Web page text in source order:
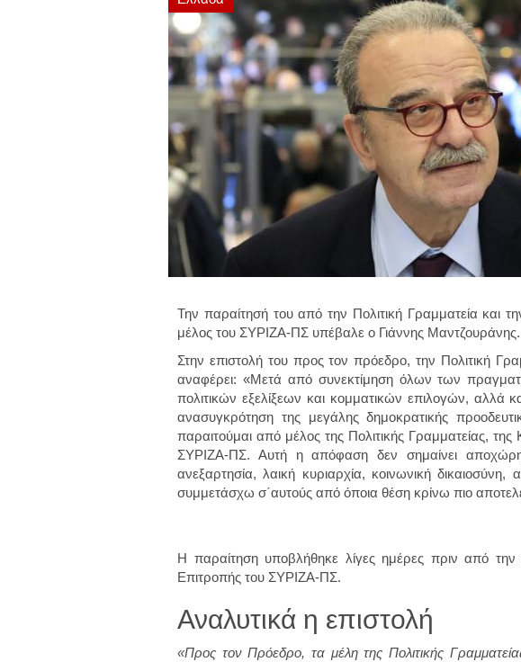
Την παραίτησή του από την Πολιτική Γραμματεία και
μέλος του ΣΥΡΙΖΑ-ΠΣ υπέβαλε ο Γιάννης Μαντζουράνης.
Στην επιστολή του προς τον πρόεδρο, την Πολιτική
αναφέρει: «Μετά από συνεκτίμηση όλων των
πολιτικών εξελίξεων και κομματικών επιλογών, αλλά
ανασυγκρότηση της μεγάλης δημοκρατικής
παραιτούμαι από μέλος της Πολιτικής Γραμματείας,
ΣΥΡΙΖΑ-ΠΣ. Αυτή η απόφαση δεν σημαίνει
ανεξαρτησία, λαική κυριαρχία, κοινωνική
συμμετάσχω σ΄αυτούς από όποια θέση κρίνω πιο
Η παραίτηση υποβλήθηκε λίγες ημέρες πριν από την
Επιτροπής του ΣΥΡΙΖΑ-ΠΣ.
Αναλυτικά η επιστολή
«Προς τον Πρόεδρο, τα μέλη της Πολιτικής